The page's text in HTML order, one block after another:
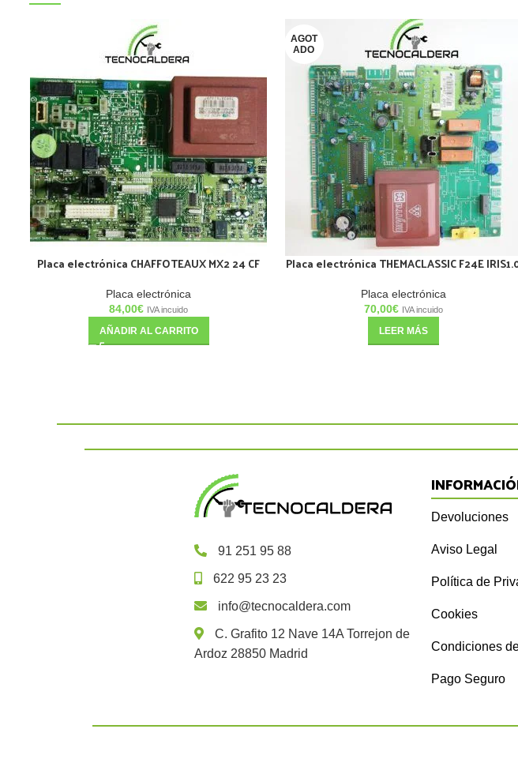
Placa electrónica CHAFFOTEAUX MX2 24 CF
Placa electrónica
84,00€ IVA incuido
AÑADIR AL CARRITO
AGOT
ADO
Placa electrónica THEMACLASSIC F24E
Placa electrónica
70,00€ IVA incuido
LEER MÁS
91 251 95 88
622 95 23 23
info@tecnocaldera.com
C. Grafito 12 Nave 14A Torrejon de
Ardoz 28850 Madrid
Devoluciones
Aviso Legal
Política de
Cookies
Condiciones
Pago Seguro